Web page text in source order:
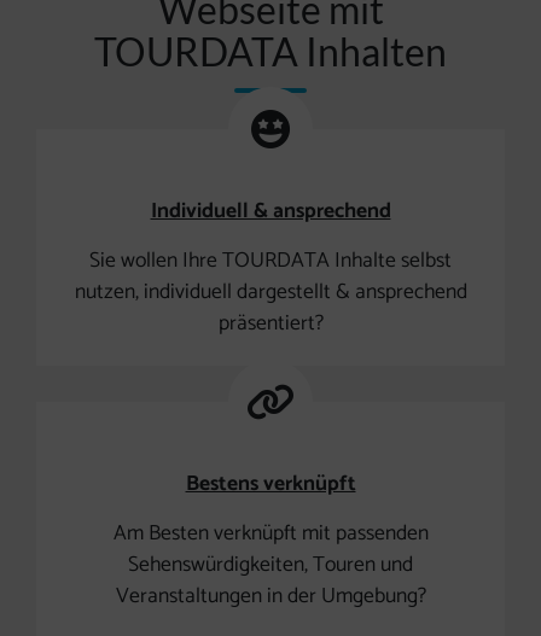
TOURDATA Inhalten
Individuell & ansprechend
Sie wollen Ihre TOURDATA Inhalte selbst
nutzen, individuell dargestellt & ansprechend
präsentiert?
Bestens verknüpft
Am Besten verknüpft mit passenden
Sehenswürdigkeiten, Touren und
Veranstaltungen in der Umgebung?